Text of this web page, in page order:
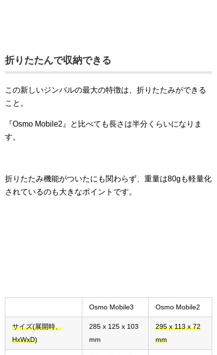
折りたたんで収納できる
この新しいジンバルの最大の特徴は、折りたたみができる
こと。
『Osmo Mobile2』と比べても長さは半分くらいになりま
す。
折りたたみ機能がついたにも関わらず、重量は80gも軽量化
されているのも大きなポイントです。
Osmo Mobile3 Osmo Mobile2
サイズ(展開時、
HxWxD)
285 x 125 x 103
mm
295 x 113 x 72
mm